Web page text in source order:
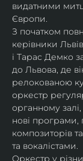
видатними
Європи.
З початком
керівники
і Тарас Демко
до Львова, де
релокованою
оркестр
органному
нові програми,
композиторів
та вокалістами.
Оркестр у